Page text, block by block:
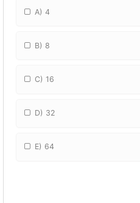
A) 4
B) 8
C) 16
D) 32
E) 64